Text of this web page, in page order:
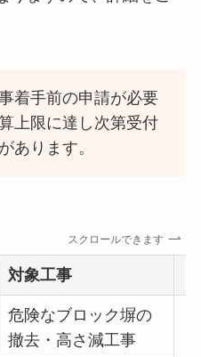
着手前の申請が必要
上限に達し次第受付
あります。
スクロールできます
対象工事
危険なブロック塀の
撤去・高さ減工事